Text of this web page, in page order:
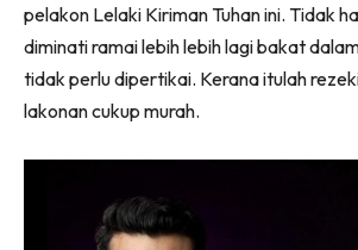
pelakon Lelaki Kiriman Tuhan ini. Tidak
diminati ramai lebih lebih lagi bakat
tidak perlu dipertikai. Kerana itulah
lakonan cukup murah.